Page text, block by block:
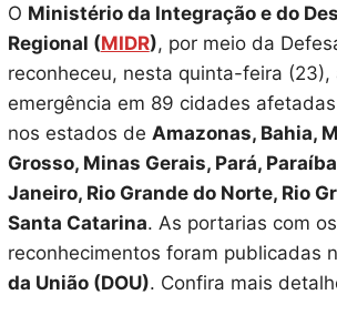
O Ministério da Integração e do
Regional (MIDR), por meio da
reconheceu, nesta quinta-feira (23),
emergência em 89 cidades
nos estados de Amazonas, Bahia,
Grosso, Minas Gerais, Pará,
Janeiro, Rio Grande do Norte, Rio
Santa Catarina. As portarias com os
reconhecimentos foram publicadas
da União (DOU). Confira mais